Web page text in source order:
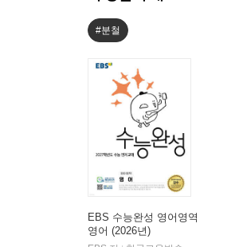
#분철
EBS 수능완성 영어영역
영어 (2026년)